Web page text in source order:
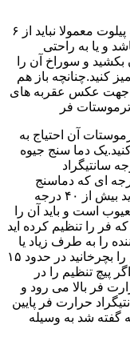
رنگ شعله پیلوت باید آبی باشد و طول شعله پیلوت معمولا نباید از ۶
و یا به راحتی
و سوراخ آن را
کنید.چنانچه باز هم
در جهت عکس عقربه های
فر
آن احتیاج به
دما سنج جیوه
و درجه فر را روی ۱۸۰ درجه سانتیگراد
اختلاف درجه ای که دماسنج
نشان می دهد با آنچه که فر را تنظیم کرده اید بیش از ۴۰ درجه
است و باید آن را
فر را تنظیم کرده اید
را به طرف زیاد یا
کم بچرخانید.هر یک چهارم دور که پیچ تنظیم را بچرخانید در حدود ۱۵
پیچ تنظیم را در
گراد حرارت فر بالا می رود و
شود ۱۵ درجه سانتیگراد حرارت فر پایین
گفته شد به وسیله